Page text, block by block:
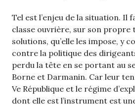
Tel est l’enjeu de la situation. Il
classe ouvrière, sur son propre
solutions, qu’elle les impose, y
contre la politique des
perdu la tête en se portant au
Borne et Darmanin. Car leur
Ve République et le régime
dont elle est l’instrument est